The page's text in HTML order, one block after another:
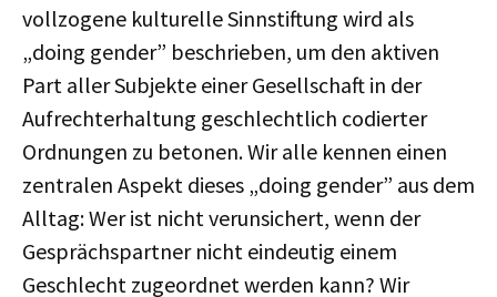
vollzogene kulturelle Sinnstiftung wird als
„doing gender” beschrieben, um den aktiven
Part aller Subjekte einer Gesellschaft in der
Aufrechterhaltung geschlechtlich codierter
Ordnungen zu betonen. Wir alle kennen einen
zentralen Aspekt dieses „doing gender” aus dem
Alltag: Wer ist nicht verunsichert, wenn der
Gesprächspartner nicht eindeutig einem
Geschlecht zugeordnet werden kann? Wir